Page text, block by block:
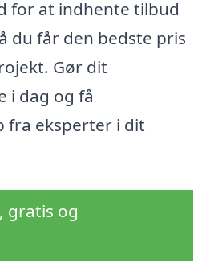
for at indhente tilbud
du får den bedste pris
Gør dit
i dag og få
fra eksperter i dit
gratis og